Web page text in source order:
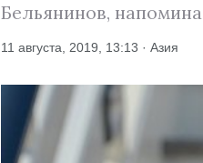
Бельянинов,
11 августа, 2019, 13:13 · Азия